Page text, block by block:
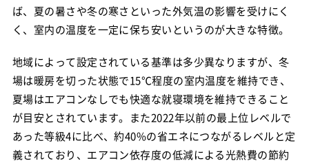
ば、夏の暑さや冬の寒さといった外気温の影響を受けにく
く、室内の温度を一定に保ち安いというのが大きな特徴。
地域によって設定されている基準は多少異なりますが、冬
場は暖房を切った状態で15℃程度の室内温度を維持でき、
夏場はエアコンなしでも快適な就寝環境を維持できること
が目安とされています。また2022年以前の最上位レベルで
あった等級4に比べ、約40%の省エネにつながるレベルと定
義されており、エアコン依存度の低減による光熱費の節約